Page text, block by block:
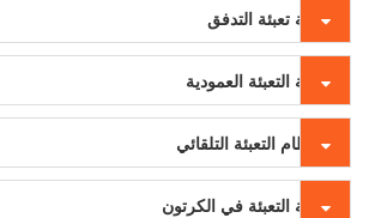
آلة تعبئة التدفق
آلة التعبئة العمودية
نظام التعبئة التلقائي
آلة التعبئة في الكرتون